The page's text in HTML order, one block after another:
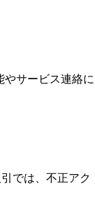
サービス連絡に
では、不正アク